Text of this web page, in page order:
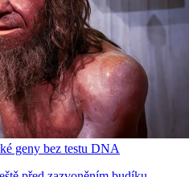
geny bez testu DNA